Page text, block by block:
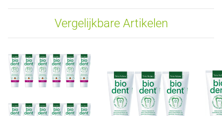
Vergelijkbare Artikelen